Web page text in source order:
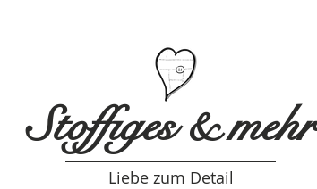
Stoffiges & mehr
Liebe zum Detail